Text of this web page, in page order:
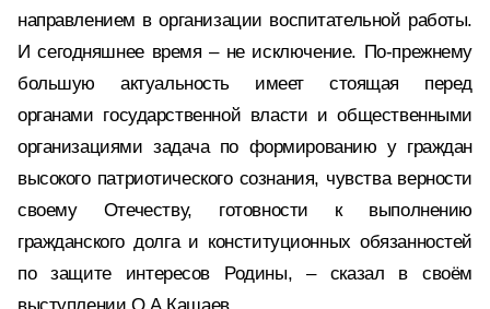
направлением в организации воспитательной работы.
И сегодняшнее время – не исключение. По-прежнему
большую актуальность имеет стоящая перед
органами государственной власти и общественными
организациями задача по формированию у граждан
высокого патриотического сознания, чувства верности
своему Отечеству, готовности к выполнению
гражданского долга и конституционных обязанностей
по защите интересов Родины, – сказал в своём